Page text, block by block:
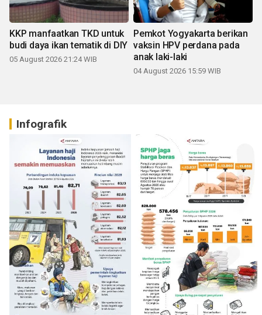
KKP manfaatkan TKD untuk
budi daya ikan tematik di DIY
05 August 2026 21:24 WIB
Pemkot Yogyakarta berikan
vaksin HPV perdana pada
anak laki-laki
04 August 2026 15:59 WIB
Infografik